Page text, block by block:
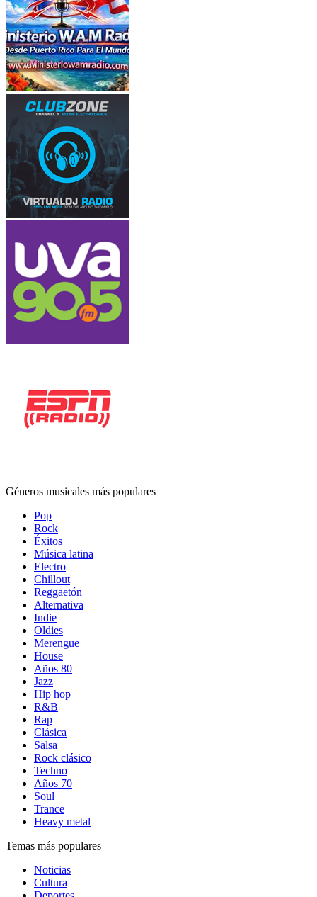
Géneros musicales más populares
Pop
Rock
Éxitos
Música latina
Electro
Chillout
Reggaetón
Alternativa
Indie
Oldies
Merengue
House
Años 80
Jazz
Hip hop
R&B
Rap
Clásica
Salsa
Rock clásico
Techno
Años 70
Soul
Trance
Heavy metal
Temas más populares
Noticias
Cultura